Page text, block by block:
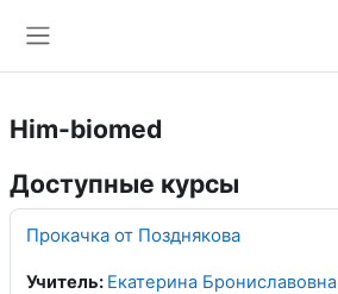
Him-biomed
Доступные курсы
Прокачка от Позднякова
Учитель: Екатерина Брониславовна